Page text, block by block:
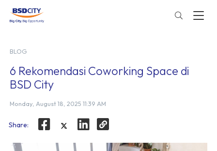
BLOG
6 Rekomendasi Coworking Space di
BSD City
Monday, August 18, 2025 11:39 AM
Share: